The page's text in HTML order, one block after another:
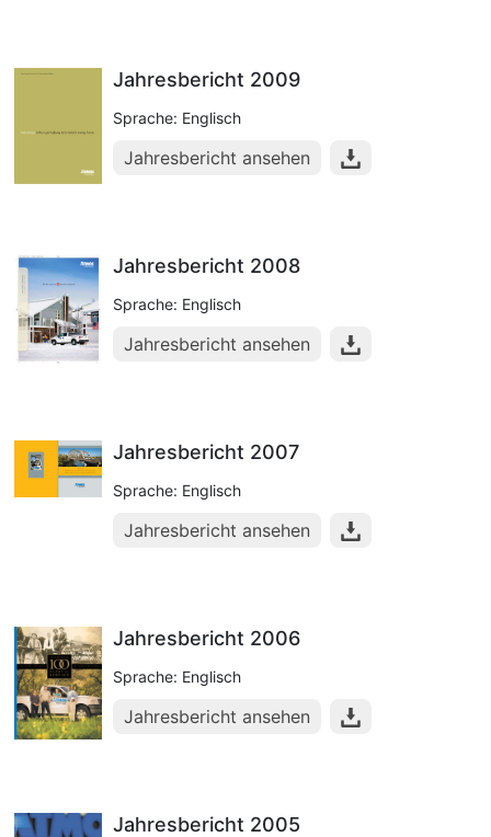
Jahresbericht 2009
Sprache: Englisch
Jahresbericht ansehen
Jahresbericht 2008
Sprache: Englisch
Jahresbericht ansehen
Jahresbericht 2007
Sprache: Englisch
Jahresbericht ansehen
Jahresbericht 2006
Sprache: Englisch
Jahresbericht ansehen
Jahresbericht 2005